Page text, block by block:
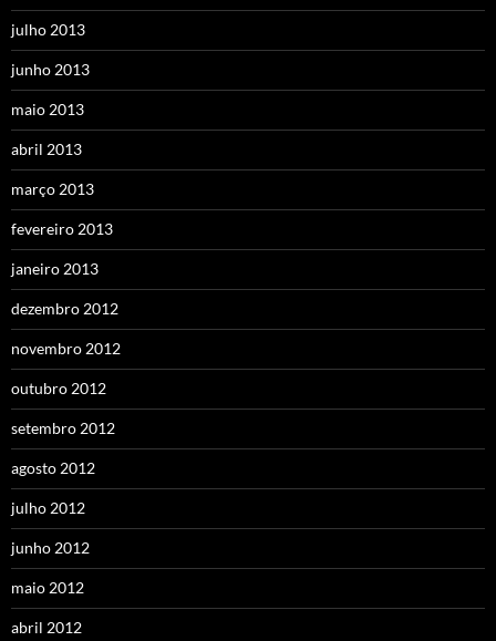
julho 2013
junho 2013
maio 2013
abril 2013
março 2013
fevereiro 2013
janeiro 2013
dezembro 2012
novembro 2012
outubro 2012
setembro 2012
agosto 2012
julho 2012
junho 2012
maio 2012
abril 2012